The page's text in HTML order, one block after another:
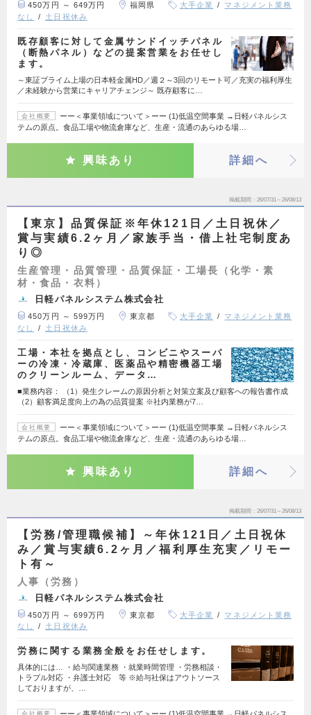
450万円 ～ 649万円 福岡県 大手企業
マネジメント業務
なし
土日祝休み
既存顧客に対して金属サンドイッチパネル
（断熱パネル）などの提案営業をお任せし
ます。
～東証プライム上場の日本軽金属HD／週２～3回のリモート可／充実の福利厚生
／未経験から営業にキャリアチェンジ～ 既存顧客に…
会社概要
ーー＜事業領域について＞ーー (1)低温空間事業 →日軽パネルシス
テムの原点。食品工場や物流倉庫など、生産・流通のあらゆる場…
興味あり 詳細へ
掲載期間 26/07/31～26/08/13
【東京】品質保証※年休121日／土日祝休／
賞与実績6.2ヶ月／家族手当・借上社宅制度あ
り◎
生産管理・品質管理・品質保証・工場長（化学・素
材・食品・衣料）
日軽パネルシステム株式会社
450万円 ～ 599万円 東京都 大手企業
マネジメント業務
なし
土日祝休み
工場・本社を拠点とし、コンビニやスーパ
ーの冷凍・冷蔵庫、医薬品や精密機器工場
のクリーンルーム、データ…
■業務内容： （1）発生クレームの原因分析と対策立案及び顧客への報告書作成
（2）顧客満足度向上の為の品質提案 ※社内業務が7…
会社概要
ーー＜事業領域について＞ーー (1)低温空間事業 →日軽パネルシス
テムの原点。食品工場や物流倉庫など、生産・流通のあらゆる場…
興味あり 詳細へ
掲載期間 26/07/31～26/08/13
【労務/管理職候補】～年休121日／土日祝休
み／賞与実績6.2ヶ月／福利厚生充実／リモー
ト有～
人事（労務）
日軽パネルシステム株式会社
450万円 ～ 699万円 東京都 大手企業
マネジメント業務
なし
土日祝休み
労務に関する業務全般をお任せします。
具体的には… ・給与関連業務 ・就業時間管理 ・労務相談・
トラブル対応 ・弁護士対応 等 ※給与社保はアウトソース
しておりますが、…